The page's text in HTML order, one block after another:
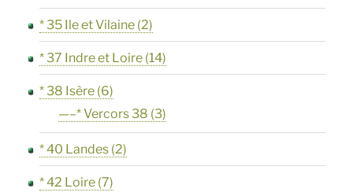
* 35 Ile et Vilaine (2)
* 37 Indre et Loire (14)
* 38 Isère (6)
—–* Vercors 38 (3)
* 40 Landes (2)
* 42 Loire (7)